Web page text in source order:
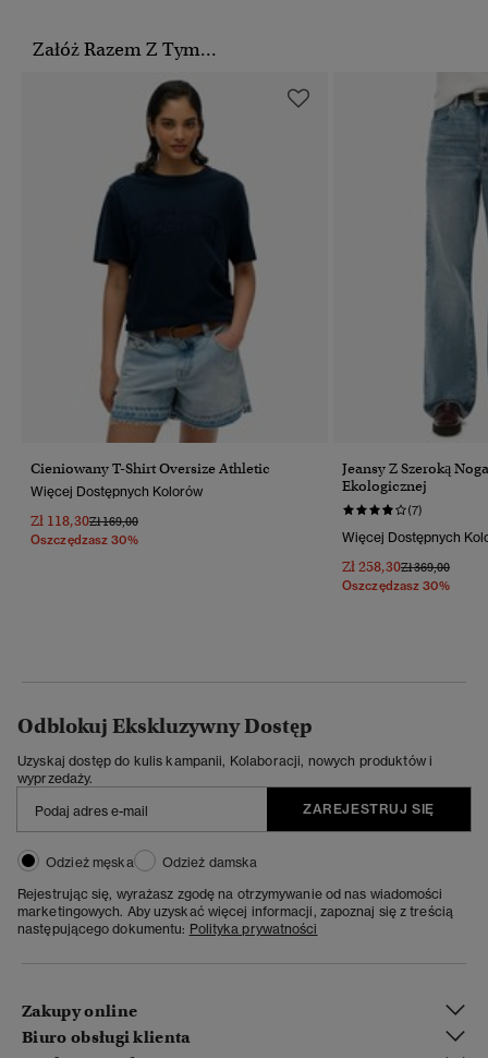
Załóż Razem Z Tym...
Cieniowany T-Shirt Oversize Athletic
Więcej Dostępnych Kolorów
Zł 118,30Cena Obniżona Od
Zł 169,00Do
Oszczędzasz 30%
Jeansy Z Szeroką
Ekologicznej
(7)
Więcej Dostępnych
Zł 258,30Cena
Zł 369,00Do
Oszczędzasz 30%
Odblokuj Ekskluzywny Dostęp
Uzyskaj dostęp do kulis kampanii, Kolaboracji, nowych produktów i
wyprzedaży.
ZAREJESTRUJ SIĘ
Odzież męska
Odzież damska
Rejestrując się, wyrażasz zgodę na otrzymywanie od nas wiadomości
marketingowych. Aby uzyskać więcej informacji, zapoznaj się z treścią
następującego dokumentu: Polityka prywatności
Zakupy online
Biuro obsługi klienta